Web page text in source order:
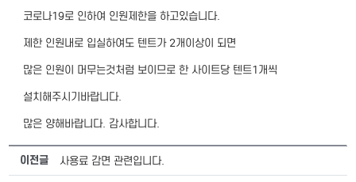
코로나19로 인하여 인원제한을 하고있습니다.
제한 인원내로 입실하여도 텐트가 2개이상이 되면
많은 인원이 머무는것처럼 보이므로 한 사이트당 텐트1개씩
설치해주시기바랍니다.
많은 양해바랍니다. 감사합니다.
이전글 사용료 감면 관련입니다.